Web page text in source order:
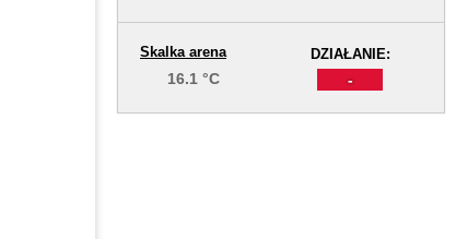
DZIAŁANIE:
-
Skalka arena
16.1 °C